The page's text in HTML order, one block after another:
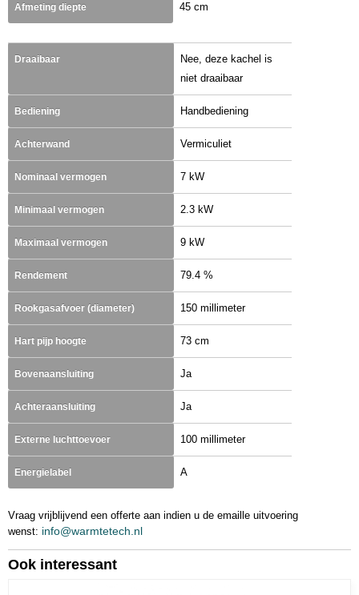
Afmeting diepte 45 cm
Draaibaar
Nee, deze kachel is
niet draaibaar
Bediening Handbediening
Achterwand Vermiculiet
Nominaal vermogen 7 kW
Minimaal vermogen 2.3 kW
Maximaal vermogen 9 kW
Rendement 79.4 %
Rookgasafvoer (diameter) 150 millimeter
Hart pijp hoogte 73 cm
Bovenaansluiting Ja
Achteraansluiting Ja
Externe luchttoevoer 100 millimeter
Energielabel A
Vraag vrijblijvend een offerte aan indien u de emaille uitvoering
wenst: info@warmtetech.nl
Ook interessant